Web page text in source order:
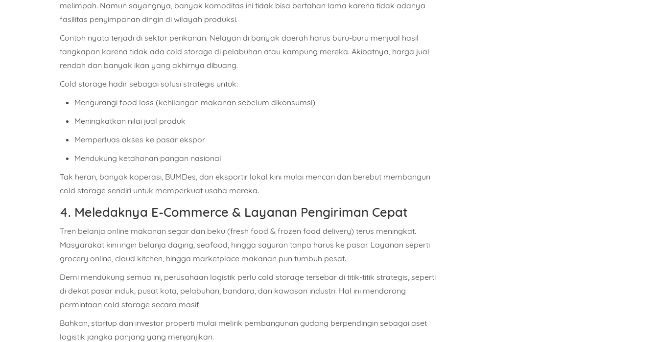
melimpah. Namun sayangnya, banyak komoditas ini tidak bisa bertahan lama karena tidak adanya
fasilitas penyimpanan dingin di wilayah produksi.
Contoh nyata terjadi di sektor perikanan. Nelayan di banyak daerah harus buru-buru menjual hasil
tangkapan karena tidak ada cold storage di pelabuhan atau kampung mereka. Akibatnya, harga jual
rendah dan banyak ikan yang akhirnya dibuang.
Cold storage hadir sebagai solusi strategis untuk:
Mengurangi food loss (kehilangan makanan sebelum dikonsumsi)
Meningkatkan nilai jual produk
Memperluas akses ke pasar ekspor
Mendukung ketahanan pangan nasional
Tak heran, banyak koperasi, BUMDes, dan eksportir lokal kini mulai mencari dan berebut membangun
cold storage sendiri untuk memperkuat usaha mereka.
4. Meledaknya E-Commerce & Layanan Pengiriman Cepat
Tren belanja online makanan segar dan beku (fresh food & frozen food delivery) terus meningkat.
Masyarakat kini ingin belanja daging, seafood, hingga sayuran tanpa harus ke pasar. Layanan seperti
grocery online, cloud kitchen, hingga marketplace makanan pun tumbuh pesat.
Demi mendukung semua ini, perusahaan logistik perlu cold storage tersebar di titik-titik strategis , seperti
di dekat pasar induk, pusat kota, pelabuhan, bandara, dan kawasan industri. Hal ini mendorong
permintaan cold storage secara masif.
Bahkan, startup dan investor properti mulai melirik pembangunan gudang berpendingin sebagai aset
logistik jangka panjang yang menjanjikan.
Nama
Isi Pesan
Isi Sesuai Dengan Estimasi Kebutuhan Anda.